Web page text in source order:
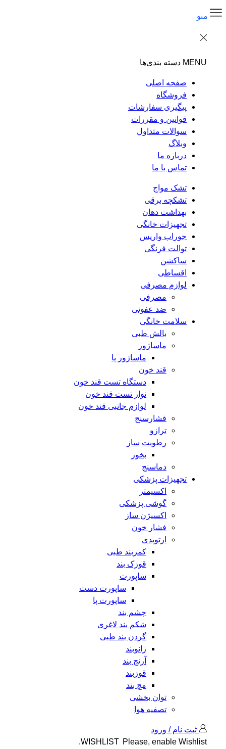
منو
MENU دسته بندی‌ها
صفحه اصلی
فروشگاه
پیگیری سفارشات
قوانین و مقررات
سوالات متداول
وبلاگ
درباره ما
تماس با ما
تشک مواج
تشکچه برقی
بهداشت دهان
تجهیزات خانگی
جوراب واریس
توالت فرنگی
ساکشن
اقساطی
لوازم مصرفی
مصرفی
ضد عفونی
سلامت خانگی
بالش طبی
ماساژور
ماساژور پا
قند خون
دستگاه تست قند خون
نوار تست قند خون
لوازم جانبی قند خون
فشارسنج
ترازو
رطوبت ساز
بخور
دماسنج
تجهیزات پزشکی
اکسیمتر
گوشی پزشکی
اکسیژن ساز
فشار خون
ارتوپدی
کمربند طبی
قوزک بند
ساپورت
ساپورت دست
ساپورت پا
چشم بند
شکم بند لاغری
گردن بند طبی
زانوبند
آرنج بند
قوزبند
مچ بند
توان بخشی
تصفیه هوا
ثبت نام / ورود
WISHLIST Please, enable Wishlist.